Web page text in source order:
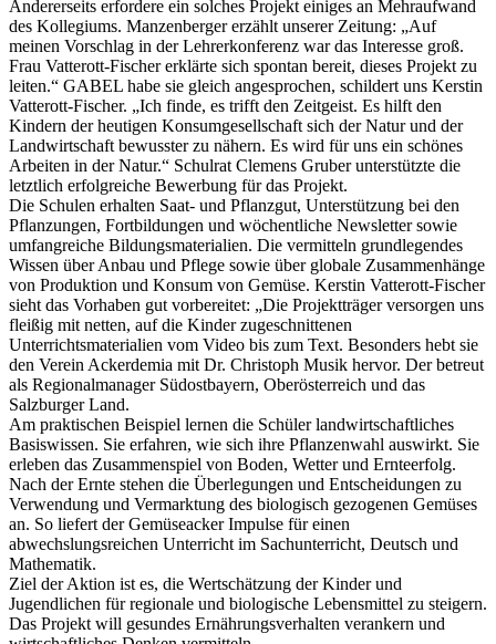
Andererseits erfordere ein solches Projekt einiges an Mehraufwand
des Kollegiums. Manzenberger erzählt unserer Zeitung: „Auf
meinen Vorschlag in der Lehrerkonferenz war das Interesse groß.
Frau Vatterott-Fischer erklärte sich spontan bereit, dieses Projekt zu
leiten.“ GABEL habe sie gleich angesprochen, schildert uns Kerstin
Vatterott-Fischer. „Ich finde, es trifft den Zeitgeist. Es hilft den
Kindern der heutigen Konsumgesellschaft sich der Natur und der
Landwirtschaft bewusster zu nähern. Es wird für uns ein schönes
Arbeiten in der Natur.“ Schulrat Clemens Gruber unterstützte die
letztlich erfolgreiche Bewerbung für das Projekt.
Die Schulen erhalten Saat- und Pflanzgut, Unterstützung bei den
Pflanzungen, Fortbildungen und wöchentliche Newsletter sowie
umfangreiche Bildungsmaterialien. Die vermitteln grundlegendes
Wissen über Anbau und Pflege sowie über globale Zusammenhänge
von Produktion und Konsum von Gemüse. Kerstin Vatterott-Fischer
sieht das Vorhaben gut vorbereitet: „Die Projektträger versorgen uns
fleißig mit netten, auf die Kinder zugeschnittenen
Unterrichtsmaterialien vom Video bis zum Text. Besonders hebt sie
den Verein Ackerdemia mit Dr. Christoph Musik hervor. Der betreut
als Regionalmanager Südostbayern, Oberösterreich und das
Salzburger Land.
Am praktischen Beispiel lernen die Schüler landwirtschaftliches
Basiswissen. Sie erfahren, wie sich ihre Pflanzenwahl auswirkt. Sie
erleben das Zusammenspiel von Boden, Wetter und Ernteerfolg.
Nach der Ernte stehen die Überlegungen und Entscheidungen zu
Verwendung und Vermarktung des biologisch gezogenen Gemüses
an. So liefert der Gemüseacker Impulse für einen
abwechslungsreichen Unterricht im Sachunterricht, Deutsch und
Mathematik.
Ziel der Aktion ist es, die Wertschätzung der Kinder und
Jugendlichen für regionale und biologische Lebensmittel zu steigern.
Das Projekt will gesundes Ernährungsverhalten verankern und